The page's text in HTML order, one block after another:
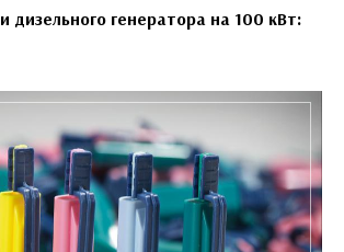
дизельного генератора на 100 кВт: